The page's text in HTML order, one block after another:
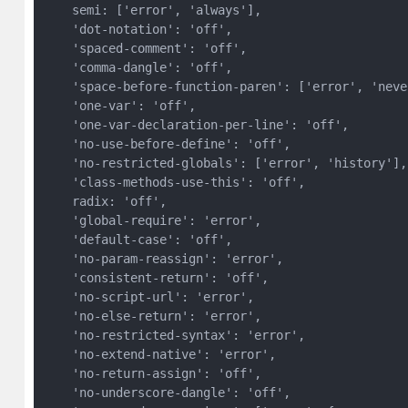
    semi: ['error', 'always'],
    'dot-notation': 'off',
    'spaced-comment': 'off',
    'comma-dangle': 'off',
'space-before-function-paren': ['error',
    'one-var': 'off',
    'one-var-declaration-per-line': 'off',
    'no-use-before-define': 'off',
    'no-restricted-globals': ['error', 'history'],
    'class-methods-use-this': 'off',
    radix: 'off',
    'global-require': 'error',
    'default-case': 'off',
    'no-param-reassign': 'error',
    'consistent-return': 'off',
    'no-script-url': 'error',
    'no-else-return': 'error',
    'no-restricted-syntax': 'error',
    'no-extend-native': 'error',
    'no-return-assign': 'off',
    'no-underscore-dangle': 'off',